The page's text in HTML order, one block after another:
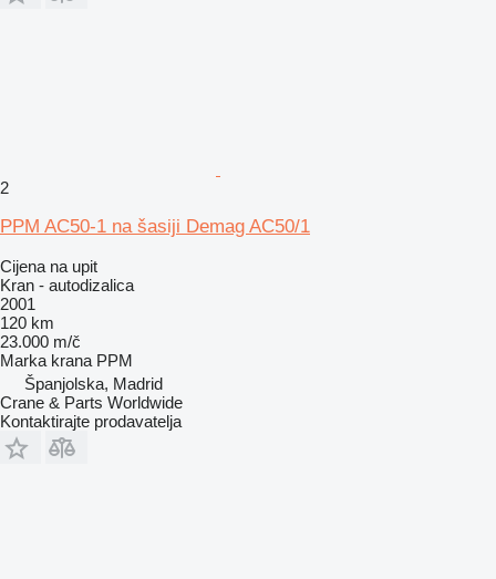
2
PPM AC50-1 na šasiji Demag AC50/1
Cijena na upit
Kran - autodizalica
2001
120 km
23.000 m/č
Marka krana PPM
Španjolska, Madrid
Crane & Parts Worldwide
Kontaktirajte prodavatelja